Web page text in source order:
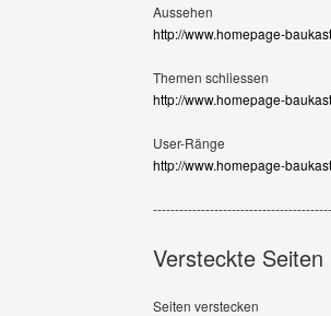
Aussehen
http://www.homepage-
Themen schliessen
http://www.homepage-
User-Ränge
http://www.homepage-
Versteckte Seiten
Seiten verstecken